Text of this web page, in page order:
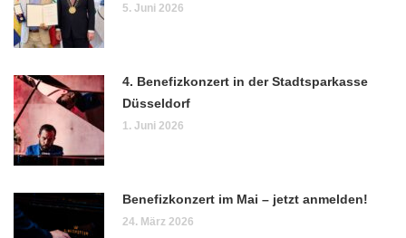
5. Juni 2026
4. Benefizkonzert in der Stadtsparkasse
Düsseldorf
1. Juni 2026
Benefizkonzert im Mai – jetzt anmelden!
24. März 2026